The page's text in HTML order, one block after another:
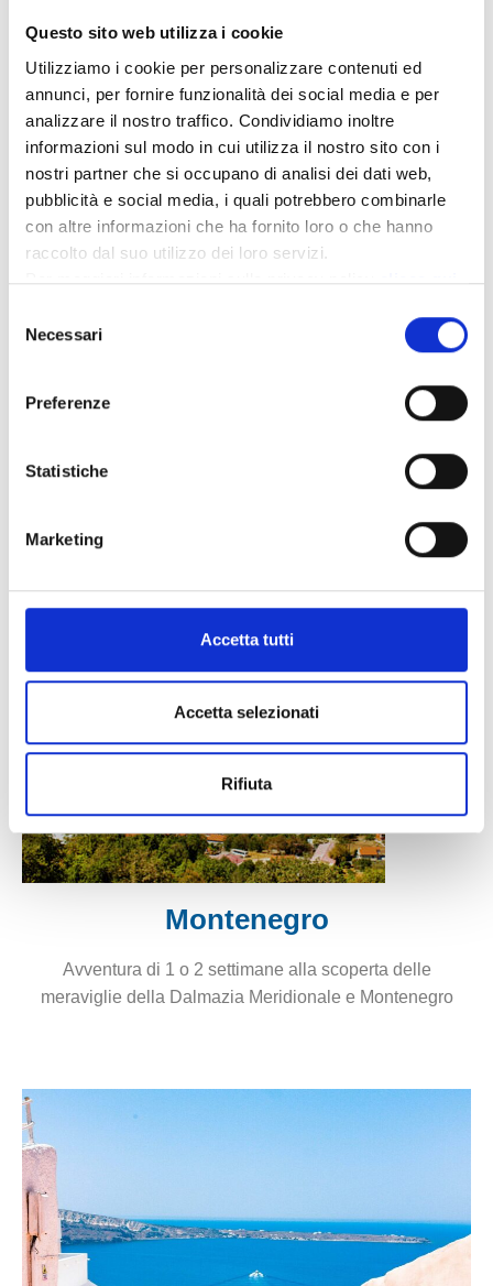
Questo sito web utilizza i cookie
Utilizziamo i cookie per personalizzare contenuti ed
annunci, per fornire funzionalità dei social media e per
analizzare il nostro traffico. Condividiamo inoltre
informazioni sul modo in cui utilizza il nostro sito con i
nostri partner che si occupano di analisi dei dati web,
pubblicità e social media, i quali potrebbero combinarle
con altre informazioni che ha fornito loro o che hanno
raccolto dal suo utilizzo dei loro servizi.
Per maggiori informazioni sulla privacy policyclicca qui
delNecessari
Preferenze
Statistiche
Marketing
Accetta tutti
Accetta selezionati
Rifiuta
Puglia: Gargano e Isole Tremiti
Weekend o settimana in barca alle Isole Tremiti.
Montenegro
Avventura di 1 o 2 settimane alla scoperta delle
meraviglie della Dalmazia Meridionale e Montenegro